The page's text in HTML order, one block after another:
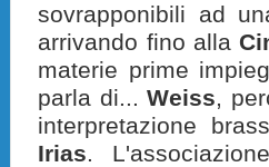
sovrapponibili ad
arrivando fino alla
materie prime
parla di...Weiss,
interpretazione
Irias.